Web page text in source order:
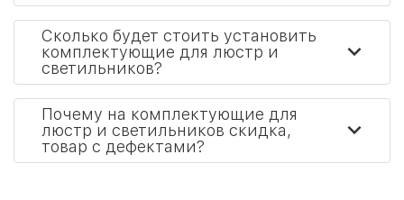
Сколько будет стоить установить
комплектующие для люстр и
светильников?
Почему на комплектующие для
люстр и светильников скидка,
товар с дефектами?